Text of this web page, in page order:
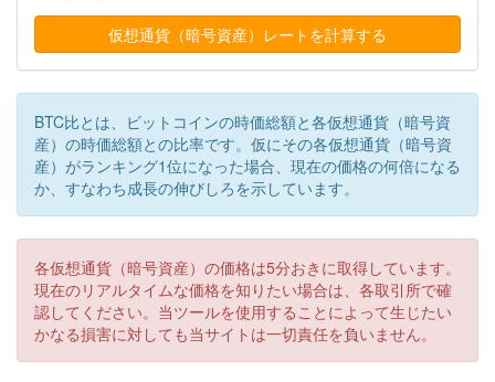
BTC比とは、ビットコインの時価総額と各仮想通貨（暗号資
産）の時価総額との比率です。仮にその各仮想通貨（暗号資
産）がランキング1位になった場合、現在の価格の何倍になる
か、すなわち成長の伸びしろを示しています。
各仮想通貨（暗号資産）の価格は5分おきに取得しています。
現在のリアルタイムな価格を知りたい場合は、各取引所で確
認してください。当ツールを使用することによって生じたい
かなる損害に対しても当サイトは一切責任を負いません。